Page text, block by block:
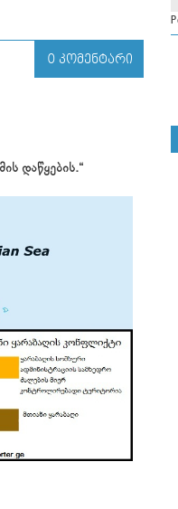
0 ᲙᲝᲛᲔᲜᲢᲐᲠᲘ
დაწყების.“